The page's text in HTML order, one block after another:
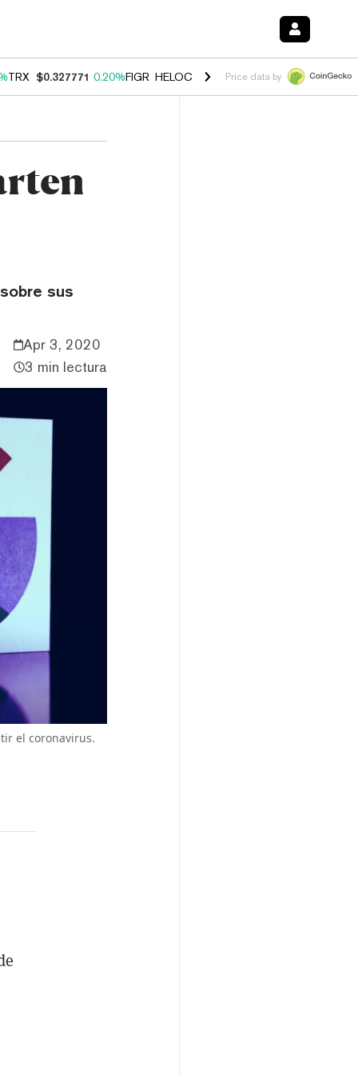
TRX $0.327771 0.20%FIGR_HELOC $1.035 1.40%HYPE $56.63
Price data by
sus
Apr 3, 2020
3 min lectura
el coronavirus.